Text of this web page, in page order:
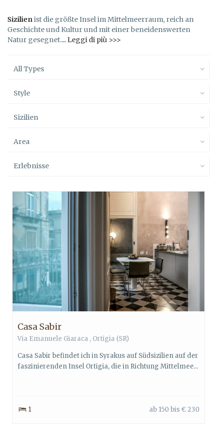
Sizilienist die größte Insel im Mittelmeerraum, reich an
Geschichte und Kultur und mit einer beneidenswerten
Natur gesegnet.... Leggi di più >>>
All Types
Style
Sizilien
Area
Erlebnisse
Casa Sabir
Via Emanuele Giaraca , Ortigia (SR)
Casa Sabir befindet ich in Syrakus auf Südsizilien auf der
faszinierenden Insel Ortigia, die in Richtung Mittelmee...
1 ab 150 bis € 230